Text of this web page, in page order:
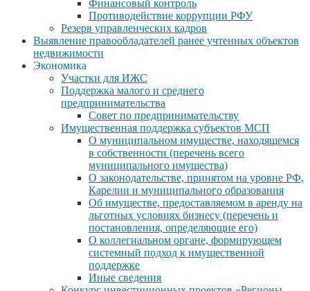
Финансовый контроль
Противодействие коррупции РФУ
Резерв управленческих кадров
Выявление правообладателей ранее учтенных объектов
недвижимости
Экономика
Участки для ИЖС
Поддержка малого и среднего
предпринимательства
Совет по предпринимательству
Имущественная поддержка субъектов МСП
О муниципальном имуществе, находящемся
в собственности (перечень всего
муниципального имущества)
О законодательстве, принятом на уровне РФ,
Карелии и муниципального образования
Об имуществе, предоставляемом в аренду на
льготных условиях бизнесу (перечень и
постановления, определяющие его)
О коллегиальном органе, формирующем
системный подход к имущественной
поддержке
Иные сведения